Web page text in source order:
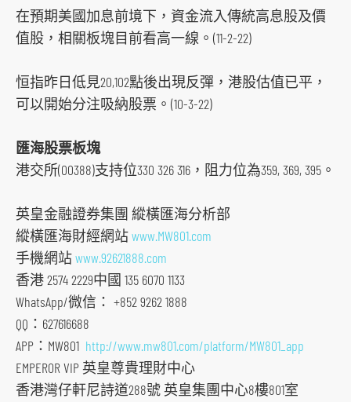
在預期美國加息前境下，資金流入傳統高息股及價
值股，相關板塊目前看高一線。(11-2-22)
恒指昨日低見20,102點後出現反彈，港股估值已平，
可以開始分注吸納股票。(10-3-22)
匯海股票板塊
港交所(00388)支持位330 326 316，阻力位為359, 369, 395。
英皇金融證券集團 縱橫匯海分析部
縱橫匯海財經網站www.MW801.com
手機網站www.92621888.com
香港 2574 2229中國 135 6070 1133
WhatsApp/微信： +852 9262 1888
QQ：627616688
APP：MW801 http://www.mw801.com/platform/MW801_app
EMPEROR VIP 英皇尊貴理財中心
香港灣仔軒尼詩道288號 英皇集團中心8樓801室